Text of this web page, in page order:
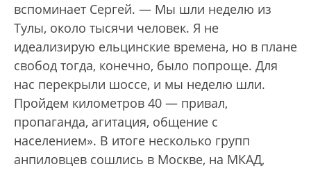
вспоминает Сергей. — Мы шли неделю из
Тулы, около тысячи человек. Я не
идеализирую ельцинские времена, но в плане
свобод тогда, конечно, было попроще. Для
нас перекрыли шоссе, и мы неделю шли.
Пройдем километров 40 — привал,
пропаганда, агитация, общение с
населением». В итоге несколько групп
анпиловцев сошлись в Москве, на МКАД,